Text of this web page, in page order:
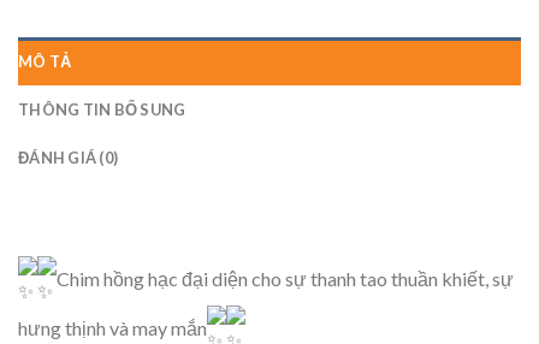
MÔ TẢ
THÔNG TIN BỔ SUNG
ĐÁNH GIÁ (0)
Chim hồng hạc đại diện cho sự thanh tao thuần khiết, sự
hưng thịnh và may mắn